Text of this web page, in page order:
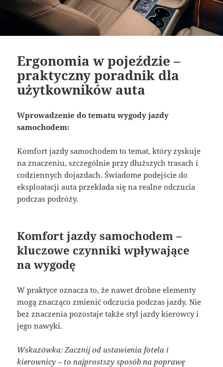
Ergonomia w pojeździe –
praktyczny poradnik dla
użytkowników auta
Wprowadzenie do tematu wygody jazdy
samochodem:
Komfort jazdy samochodem to temat, który zyskuje
na znaczeniu, szczególnie przy dłuższych trasach i
codziennych dojazdach. Świadome podejście do
eksploatacji auta przekłada się na realne odczucia
podczas podróży.
Komfort jazdy samochodem –
kluczowe czynniki wpływające
na wygodę
W praktyce oznacza to, że nawet drobne elementy
mogą znacząco zmienić odczucia podczas jazdy. Nie
bez znaczenia pozostaje także styl jazdy kierowcy i
jego nawyki.
Wskazówka: Zacznij od ustawienia fotela i
kierownicy – to najprostszy sposób na poprawę